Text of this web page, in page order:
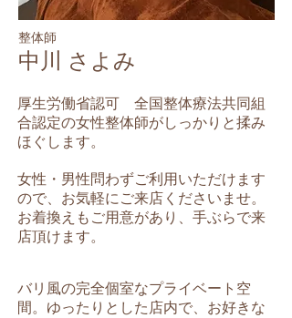
整体師
中川 さよみ​
厚生労働省認可 全国整体療法共同組
合認定の女性整体師がしっかりと揉み
ほぐします。
女性・男性問わずご利用いただけます
ので、 お気軽にご来店くださいませ。
​お着換えもご用意があり、手ぶらで来
店頂けます。
バリ風の完全個室なプライベート空
間。ゆったりとした店内で、お好きな